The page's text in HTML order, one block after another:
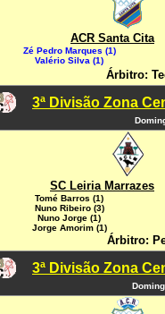
ACR Santa Cita
Zé Pedro Marques (1)
Valério Silva (1)
Árbitro:
3ª Divisão Zona
SC Leiria Marrazes
Tomé Barros (1)
Nuno Ribeiro (3)
Nuno Jorge (1)
Jorge Amorim (1)
Árbitro:
3ª Divisão Zona